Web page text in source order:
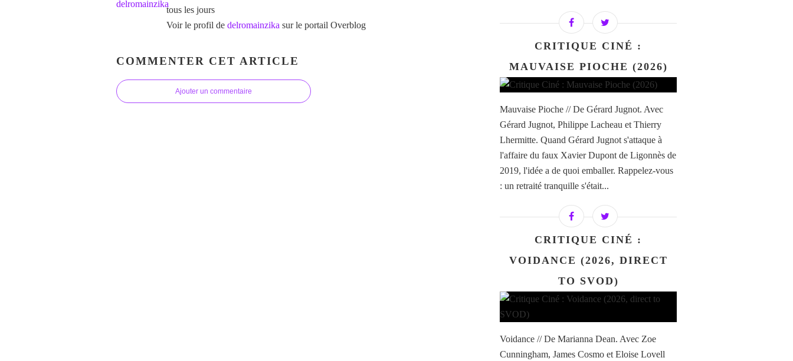
tous les jours
Voir le profil de delromainzika sur le portail Overblog
COMMENTER CET ARTICLE
Ajouter un commentaire
CRITIQUE CINÉ :
MAUVAISE PIOCHE (2026)
Mauvaise Pioche // De Gérard Jugnot. Avec
Gérard Jugnot, Philippe Lacheau et Thierry
Lhermitte. Quand Gérard Jugnot s'attaque à
l'affaire du faux Xavier Dupont de Ligonnès de
2019, l'idée a de quoi emballer. Rappelez-vous
: un retraité tranquille s'était...
CRITIQUE CINÉ :
VOIDANCE (2026, DIRECT
TO SVOD)
Voidance // De Marianna Dean. Avec Zoe
Cunningham, James Cosmo et Eloise Lovell